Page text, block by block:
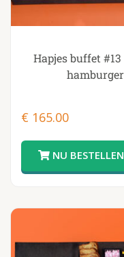
Hapjes buffet
€ 165.00